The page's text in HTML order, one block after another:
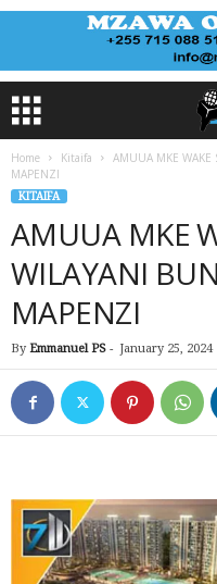
Home Kitaifa
AMUUA MKE WAKE
MAPENZI
KITAIFA
AMUUA MKE
WILAYANI
MAPENZI
By Emmanuel PS - January 25, 2024